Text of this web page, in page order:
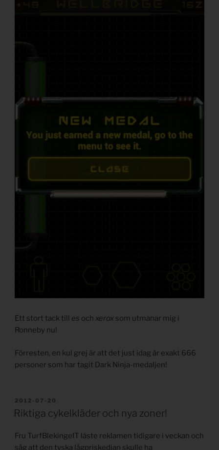
Ett stort tack till es och xerox som utmanar mig i
Ronneby nu!
Förresten, en kul grej är att det just idag är exakt 666
personer som har tagit Dark Ninja-medaljen!
PUBLICERAT
2012-07-20
Riktiga cykelkläder och nya zoner!
Fru TurfBlekingeIT läste reklamen tidigare i veckan och
såg att den tyska lågpriskedjan skulle ha